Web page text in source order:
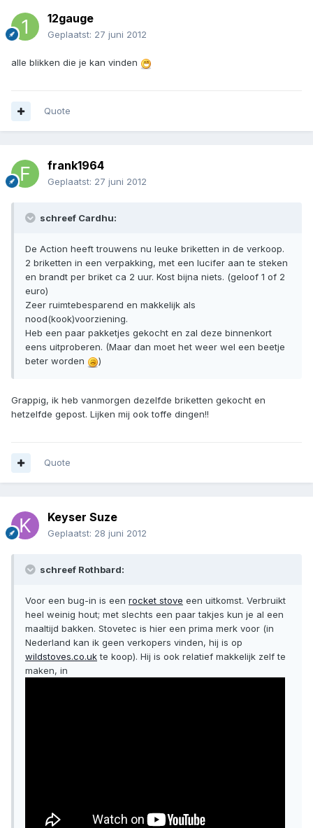
12gauge
Geplaatst: 27 juni 2012
alle blikken die je kan vinden
Quote
frank1964
Geplaatst: 27 juni 2012
schreef Cardhu:
De Action heeft trouwens nu leuke briketten in de verkoop.
2 briketten in een verpakking, met een lucifer aan te steken
en brandt per briket ca 2 uur. Kost bijna niets. (geloof 1 of 2
euro)
Zeer ruimtebesparend en makkelijk als
nood(kook)voorziening.
Heb een paar pakketjes gekocht en zal deze binnenkort
eens uitproberen. (Maar dan moet het weer wel een beetje
beter worden
)
Grappig, ik heb vanmorgen dezelfde briketten gekocht en
hetzelfde gepost. Lijken mij ook toffe dingen!!
Quote
Keyser Suze
Geplaatst: 28 juni 2012
schreef Rothbard:
Voor een bug-in is een rocket stove een uitkomst. Verbruikt
heel weinig hout; met slechts een paar takjes kun je al een
maaltijd bakken. Stovetec is hier een prima merk voor (in
Nederland kan ik geen verkopers vinden, hij is op
wildstoves.co.ukte koop). Hij is ook relatief makkelijk zelf te
maken, in